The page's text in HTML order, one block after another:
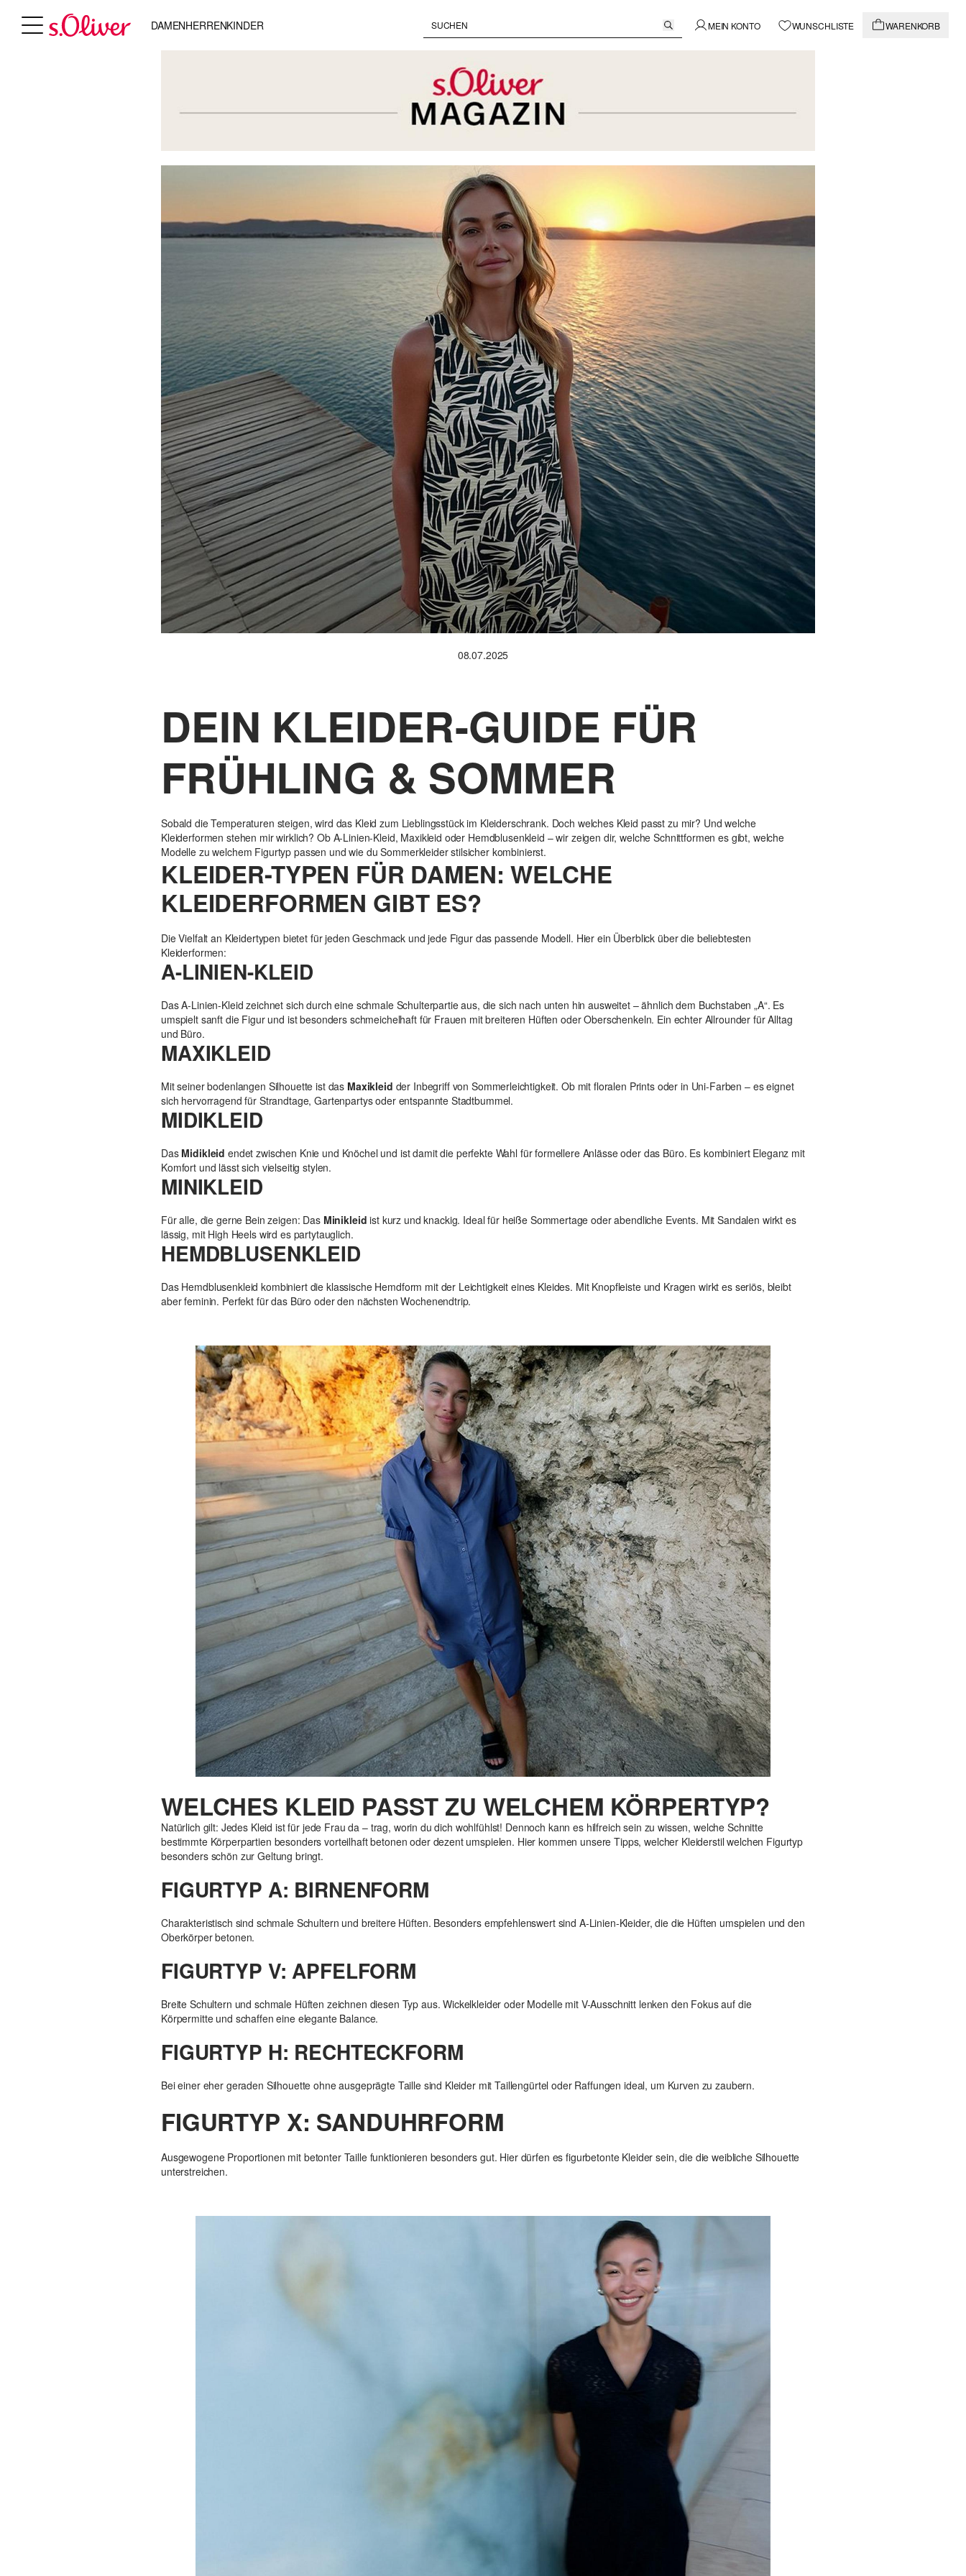
DAMENHERRENKINDER MEIN KONTO WUNSCHLISTE WARENKORB
08.07.2025
DEIN KLEIDER-GUIDE FÜR
FRÜHLING & SOMMER
Sobald die Temperaturen steigen, wird das Kleid zum Lieblingsstück im Kleiderschrank. Doch welches Kleid passt zu mir? Und welche
Kleiderformen stehen mir wirklich? Ob A-Linien-Kleid, Maxikleid oder Hemdblusenkleid – wir zeigen dir, welche Schnittformen es gibt, welche
Modelle zu welchem Figurtyp passen und wie du Sommerkleider stilsicher kombinierst.
KLEIDER-TYPEN FÜR DAMEN: WELCHE
KLEIDERFORMEN GIBT ES?
Die Vielfalt an Kleidertypen bietet für jeden Geschmack und jede Figur das passende Modell. Hier ein Überblick über die beliebtesten
Kleiderformen:
A-LINIEN-KLEID
Das A-Linien-Kleid zeichnet sich durch eine schmale Schulterpartie aus, die sich nach unten hin ausweitet – ähnlich dem Buchstaben „A“. Es
umspielt sanft die Figur und ist besonders schmeichelhaft für Frauen mit breiteren Hüften oder Oberschenkeln. Ein echter Allrounder für Alltag
und Büro.
MAXIKLEID
Mit seiner bodenlangen Silhouette ist das Maxikleid der Inbegriff von Sommerleichtigkeit. Ob mit floralen Prints oder in Uni-Farben – es eignet
sich hervorragend für Strandtage, Gartenpartys oder entspannte Stadtbummel.
MIDIKLEID
Das Midikleid endet zwischen Knie und Knöchel und ist damit die perfekte Wahl für formellere Anlässe oder das Büro. Es kombiniert Eleganz mit
Komfort und lässt sich vielseitig stylen.
MINIKLEID
Für alle, die gerne Bein zeigen: Das Minikleid ist kurz und knackig. Ideal für heiße Sommertage oder abendliche Events. Mit Sandalen wirkt es
lässig, mit High Heels wird es partytauglich.
HEMDBLUSENKLEID
Das Hemdblusenkleid kombiniert die klassische Hemdform mit der Leichtigkeit eines Kleides. Mit Knopfleiste und Kragen wirkt es seriös, bleibt
aber feminin. Perfekt für das Büro oder den nächsten Wochenendtrip.
WELCHES KLEID PASST ZU WELCHEM KÖRPERTYP?
Natürlich gilt: Jedes Kleid ist für jede Frau da – trag, worin du dich wohlfühlst! Dennoch kann es hilfreich sein zu wissen, welche Schnitte
bestimmte Körperpartien besonders vorteilhaft betonen oder dezent umspielen. Hier kommen unsere Tipps, welcher Kleiderstil welchen Figurtyp
besonders schön zur Geltung bringt.
FIGURTYP A: BIRNENFORM
Charakteristisch sind schmale Schultern und breitere Hüften. Besonders empfehlenswert sind A-Linien-Kleider, die die Hüften umspielen und den
Oberkörper betonen.
FIGURTYP V: APFELFORM
Breite Schultern und schmale Hüften zeichnen diesen Typ aus. Wickelkleider oder Modelle mit V-Ausschnitt lenken den Fokus auf die
Körpermitte und schaffen eine elegante Balance.
FIGURTYP H: RECHTECKFORM
Bei einer eher geraden Silhouette ohne ausgeprägte Taille sind Kleider mit Taillengürtel oder Raffungen ideal, um Kurven zu zaubern.
FIGURTYP X: SANDUHRFORM
Ausgewogene Proportionen mit betonter Taille funktionieren besonders gut. Hier dürfen es figurbetonte Kleider sein, die die weibliche Silhouette
unterstreichen.